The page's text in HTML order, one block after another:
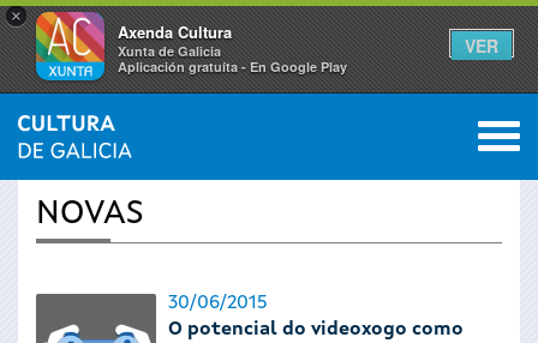
×
Axenda Cultura
Xunta de Galicia
Aplicación gratuíta - En Google Play
VER
Vostede
está
aquí
INICIO › ACTUALIDADE 0
NOVAS
30/06/2015
O potencial do videoxogo como